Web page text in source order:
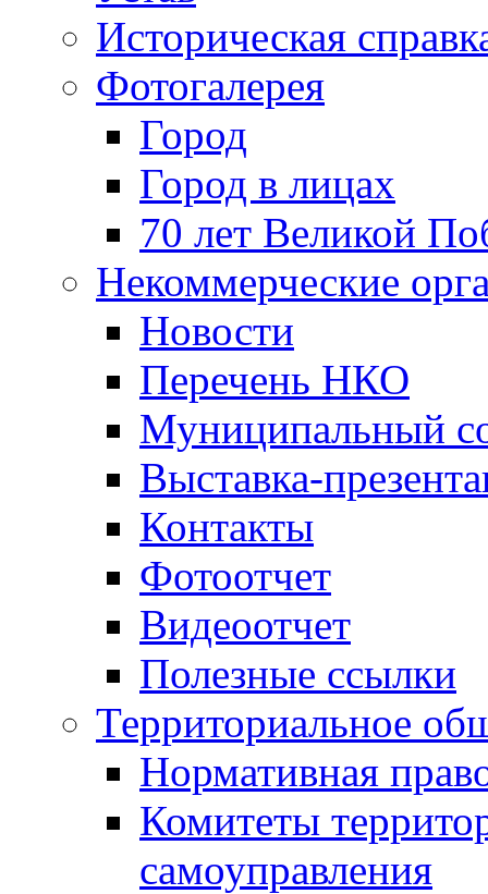
Историческая
Фотогалерея
Город
Город в лицах
70 лет Великой
Некоммерческие
Новости
Перечень НКО
Муниципальный
Выставка-
Контакты
Фотоотчет
Видеоотчет
Полезные ссылки
Территориальное
Нормативная
Комитеты
самоуправления